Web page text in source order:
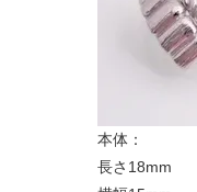
本体：
長さ18mm